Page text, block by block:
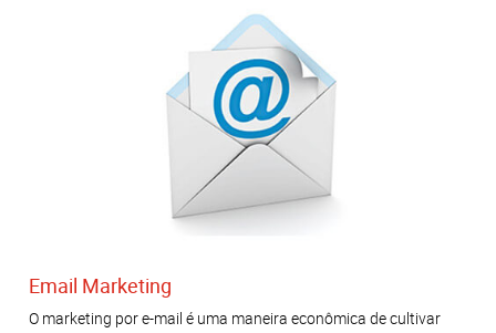
Email Marketing
O marketing por e-mail é uma maneira econômica de cultivar